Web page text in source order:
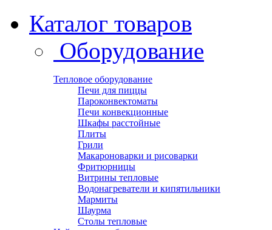
Каталог товаров
Оборудование
Тепловое оборудование
Печи для пиццы
Пароконвектоматы
Печи конвекционные
Шкафы расстойные
Плиты
Грили
Макароноварки и рисоварки
Фритюрницы
Витрины тепловые
Водонагреватели и кипятильники
Мармиты
Шаурма
Столы тепловые